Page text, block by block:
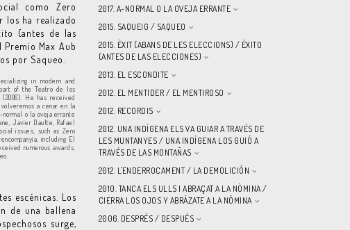
como Zero
los ha realizado
(antes de las
Premio Max Aub
por Saqueo.
in modern and
of the Teatro de los
He has received
a cenar en la
normal o la oveja errante
Javier Daulte, Rafael
issues, such as Zero
including El
numerous awards,
escénicas. Los
de una ballena
surge,
2017. A-NORMAL O LA OVEJA ERRANTE
2015. SAQUEIG / SAQUEO
2015. ÈXIT (ABANS DE LES ELECCIONS) / ÉXITO
(ANTES DE LAS ELECCIONES)
2013. EL ESCONDITE
2012. EL MENTIDER / EL MENTIROSO
2012. RECORDIS
2012. UNA INDÍGENA ELS VA GUIAR A TRAVÉS DE
LES MUNTANYES / UNA INDÍGENA LOS GUIÓ A
TRAVÉS DE LAS MONTAÑAS
2012. L'ENDERROCAMENT / LA DEMOLICIÓN
2010. TANCA ELS ULLS I ABRAÇAT A LA NÒMINA /
CIERRA LOS OJOS Y ABRÁZATE A LA NÓMINA
2006. DESPRÉS / DESPUÉS